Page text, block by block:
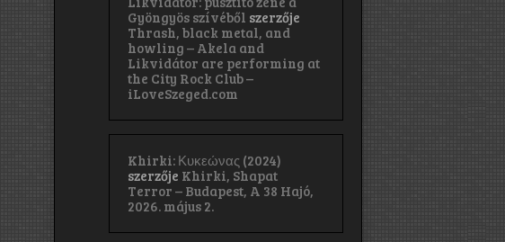
Gyöngyös szívéből szerzője
Thrash, black metal, and
howling – Akela and
Likvidátor are performing at
the City Rock Club –
iLoveSzeged.com
Khirki: Κ​υ​κ​ε​ώ​ν​α​ς (2024)
szerzője Khirki, Shapat
Terror – Budapest, A 38 Hajó,
2026. május 2.